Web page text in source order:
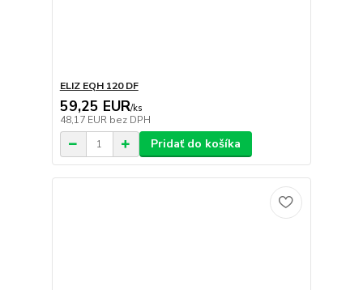
ELIZ EQH 120 DF
59,25 EUR/ks
48,17 EUR bez DPH
Pridať do košíka